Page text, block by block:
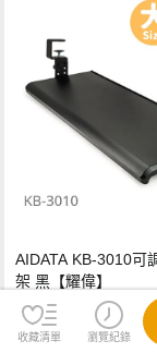
AIDATA KB-3010可
架 黑【耀偉】
$1,260
收藏清單 瀏覽紀錄